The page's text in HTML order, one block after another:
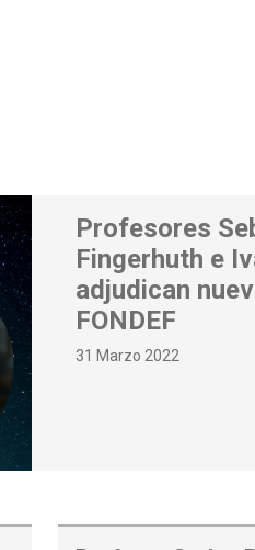
Profesores
Fingerhuth e
adjudican
FONDEF
31 Marzo 2022